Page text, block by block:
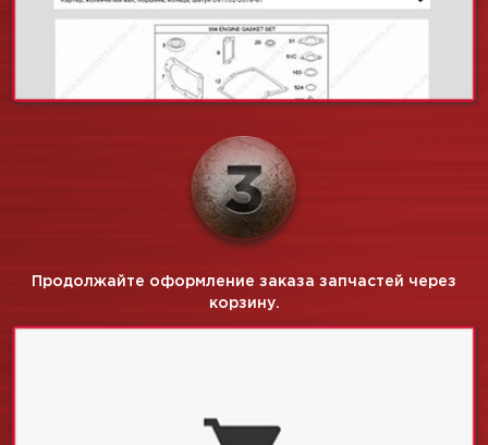
Продолжайте оформление заказа запчастей через
корзину.